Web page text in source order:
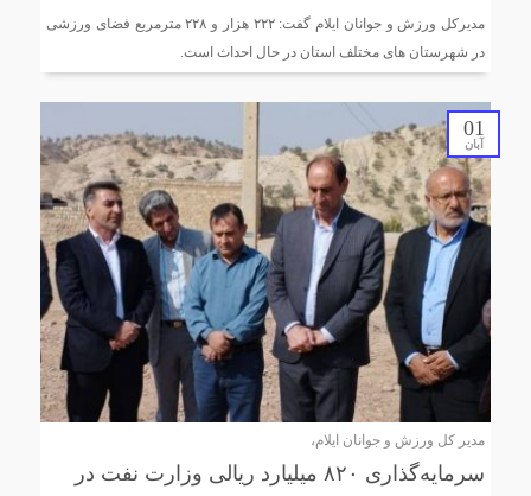
مدیرکل ورزش و جوانان ایلام گفت: ۲۲۲ هزار و ۲۲۸ مترمربع فضای ورزشی
در شهرستان های مختلف استان در حال احداث است.
01
آبان
مدیر کل ورزش و جوانان ایلام،
سرمایه‌گذاری ۸۲۰ میلیارد ریالی وزارت نفت در